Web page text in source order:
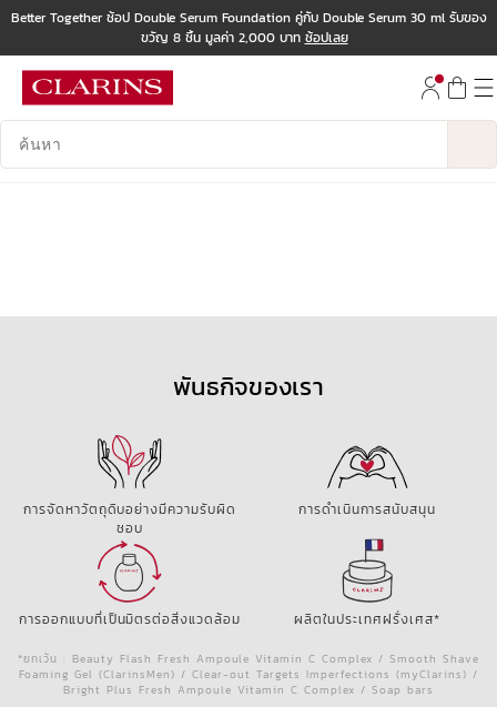
ไปที่ส่วนท้าย
Better Together ช้อป Double Serum Foundation คู่กับ Double Serum 30 ml รับของ
ขวัญ 8 ชิ้น มูลค่า 2,000 บาท ช้อปเลย
บันทึกข้อมูลค้นหา
พันธกิจของเรา
การจัดหาวัตถุดิบอย่างมีความรับผิด
ชอบ
การดำเนินการสนับสนุน
การออกแบบที่เป็นมิตรต่อสิ่งแวดล้อม ผลิตในประเทศฝรั่งเศส*
*ยกเว้น : Beauty Flash Fresh Ampoule Vitamin C Complex / Smooth Shave
Foaming Gel (ClarinsMen) / Clear-out Targets Imperfections (myClarins) /
Bright Plus Fresh Ampoule Vitamin C Complex / Soap bars